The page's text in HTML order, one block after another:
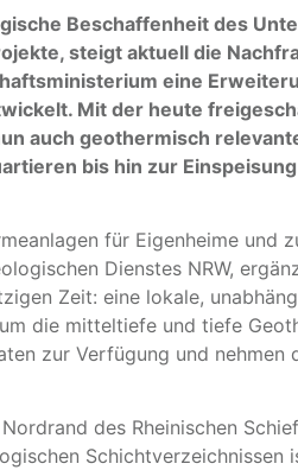
Beschaffenheit des
steigt aktuell die
eine
Mit der heute
auch geothermisch
bis hin zur
für Eigenheime und
Dienstes NRW,
Zeit: eine lokale,
die mitteltiefe und tiefe
zur Verfügung und nehmen
des Rheinischen
Schichtverzeichnissen